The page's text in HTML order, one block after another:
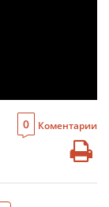
0 Коментарии